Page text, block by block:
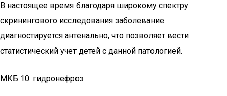
В настоящее время благодаря широкому спектру
скринингового исследования заболевание
диагностируется антенально, что позволяет вести
статистический учет детей с данной патологией.
МКБ 10: гидронефроз